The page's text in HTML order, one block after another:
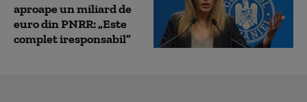
aproape un miliard de
euro din PNRR: „Este
complet iresponsabil”